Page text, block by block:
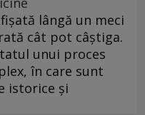
lângă un meci
cât pot câștiga.
unui proces
în care sunt
istorice și